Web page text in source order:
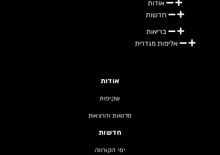
אודות
חדשות
בריאות
אלימות מגדרית
אודות
שקיפות
סדנאות והרצאות
חדשות
ימי הקורונה